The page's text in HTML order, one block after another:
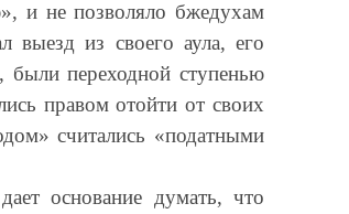
и не позволяло бжедухам
выезд из своего аула, его
переходной ступенью
правом отойти от своих
считались «податными
основание думать, что